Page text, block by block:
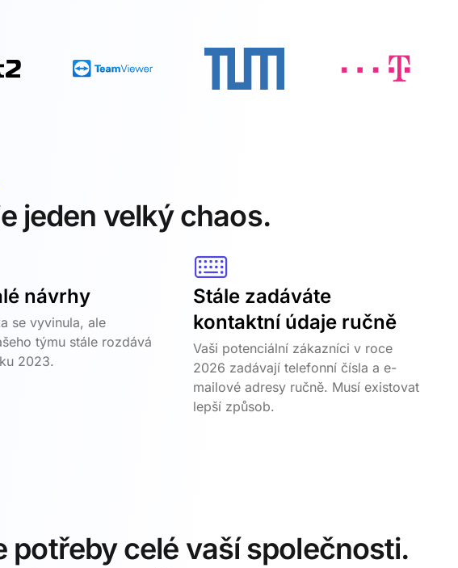
jeden velký chaos.
návrhy
se vyvinula, ale
týmu stále rozdává
2023.
Stále zadáváte
kontaktní údaje ručně
Vaši potenciální zákazníci v roce
2026 zadávají telefonní čísla a e-
mailové adresy ručně. Musí existovat
lepší způsob.
celé vaší společnosti.